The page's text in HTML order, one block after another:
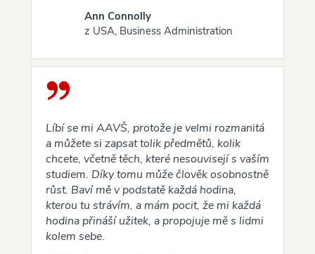
Ann Connolly
z USA, Business Administration
Líbí se mi AAVŠ, protože je velmi rozmanitá
a můžete si zapsat tolik předmětů, kolik
chcete, včetně těch, které nesouvisejí s vaším
studiem. Díky tomu může člověk osobnostně
růst. Baví mě v podstatě každá hodina,
kterou tu strávím, a mám pocit, že mi každá
hodina přináší užitek, a propojuje mě s lidmi
kolem sebe.